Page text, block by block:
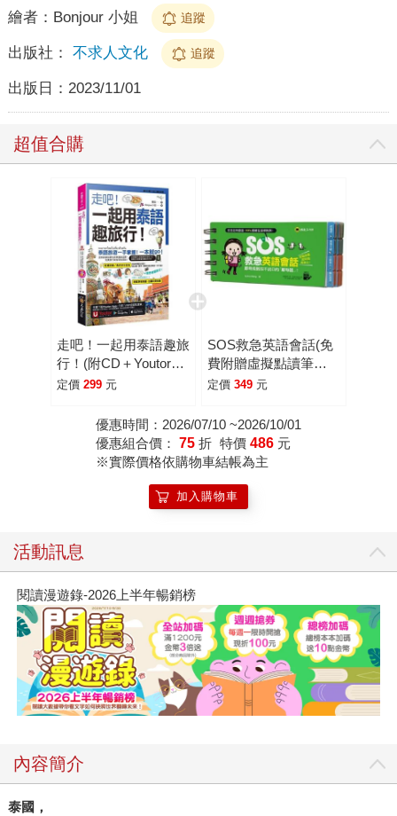
繪者： Bonjour 小姐 追蹤
出版社： 不求人文化 追蹤
出版日： 2023/11/01
超值合購
走吧！一起用泰語趣旅
行！(附CD＋Youtor
App內含「VRP虛擬點
定價 299 元
SOS救急英語會話(免
費附贈虛擬點讀筆
APP)
定價 349 元
優惠時間：2026/07/10 ~2026/10/01
優惠組合價： 75 折 特價 486 元
※實際價格依購物車結帳為主
加入購物車
活動訊息
閱讀漫遊錄-2026上半年暢銷榜
內容簡介
泰國，